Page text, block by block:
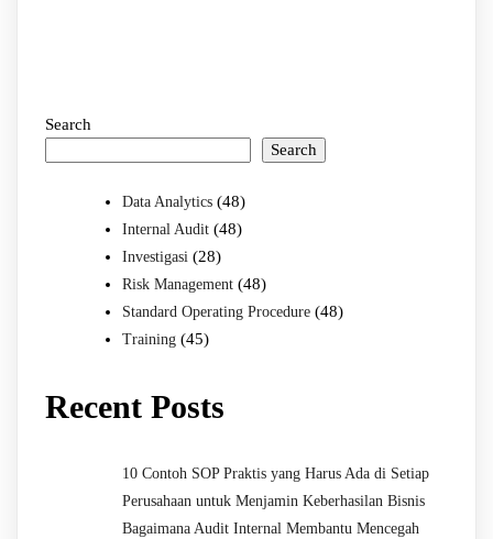
Search
Search
Data Analytics (48)
Internal Audit (48)
Investigasi (28)
Risk Management (48)
Standard Operating Procedure (48)
Training (45)
Recent Posts
10 Contoh SOP Praktis yang Harus Ada di Setiap
Perusahaan untuk Menjamin Keberhasilan Bisnis
Bagaimana Audit Internal Membantu Mencegah